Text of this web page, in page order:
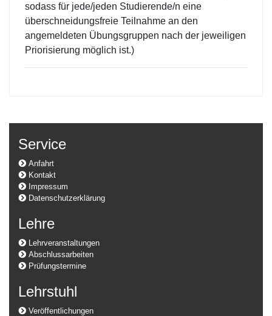
sodass für jede/jeden Studierende/n eine
überschneidungsfreie Teilnahme an den
angemeldeten Übungsgruppen nach der jeweiligen
Priorisierung möglich ist.)
Service
Anfahrt
Kontakt
Impressum
Datenschutzerklärung
Lehre
Lehrveranstaltungen
Abschlussarbeiten
Prüfungstermine
Lehrstuhl
Veröffentlichungen